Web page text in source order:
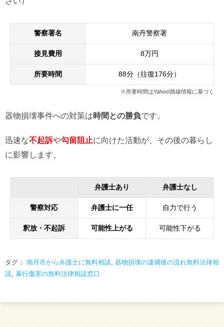
警察署名 南丹警察署
接見費用 8万円
所要時間 88分（往復176分）
※所要時間はYahoo!路線情報に基づく
器物損壊事件への対策は時間との勝負です。
迅速な不起訴や勾留阻止に向けた活動が、その後の暮らし
に影響します。
弁護士あり 弁護士なし
警察対応 弁護士に一任 自力で行う
釈放・不起訴 可能性上がる 可能性下がる
タグ： 南丹市から弁護士に無料相談, 器物損壊の逮捕後の流れ無料法律相
談, 暴行傷害の無料法律相談窓口